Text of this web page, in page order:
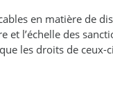
en matière de
et l’échelle des
les droits de ceux-